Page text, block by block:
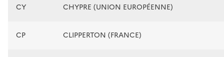
CY CHYPRE (UNION EUROPÉENNE)
CP CLIPPERTON (FRANCE)